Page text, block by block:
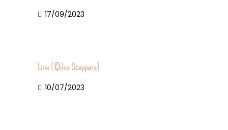
17/09/2023
Lino (©Jos Stappers)
10/07/2023